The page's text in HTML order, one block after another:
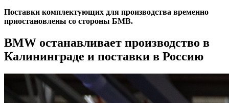
Поставки комплектующих для производства временно
приостановлены со стороны БМВ.
BMW останавливает производство в
Калининграде и поставки в Россию